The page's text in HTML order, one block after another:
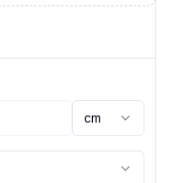
cm